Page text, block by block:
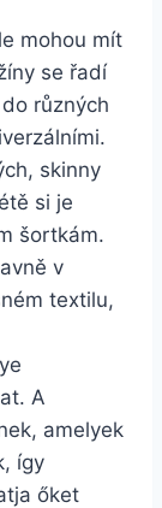
mohou mít
se řadí
různých
skinny
si je
šortkám.
v
textilu,
A
amelyek
így
őket